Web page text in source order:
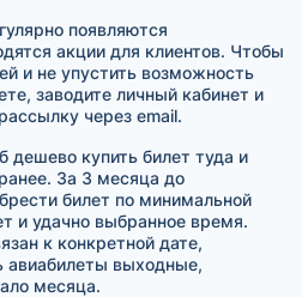
появляются
акции для клиентов. Чтобы
и не упустить возможность
заводите личный кабинет и
через email.
дешево купить билет туда и
За 3 месяца до
билет по минимальной
и удачно выбранное время.
к конкретной дате,
авиабилеты выходные,
месяца.